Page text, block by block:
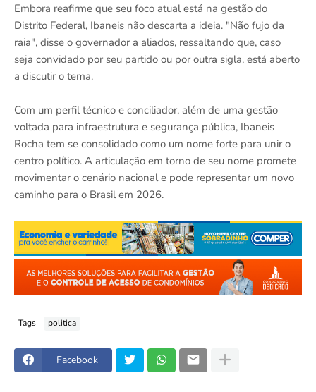
Embora reafirme que seu foco atual está na gestão do
Distrito Federal, Ibaneis não descarta a ideia. "Não fujo da
raia", disse o governador a aliados, ressaltando que, caso
seja convidado por seu partido ou por outra sigla, está aberto
a discutir o tema.
Com um perfil técnico e conciliador, além de uma gestão
voltada para infraestrutura e segurança pública, Ibaneis
Rocha tem se consolidado como um nome forte para unir o
centro político. A articulação em torno de seu nome promete
movimentar o cenário nacional e pode representar um novo
caminho para o Brasil em 2026.
Tags politica
Facebook